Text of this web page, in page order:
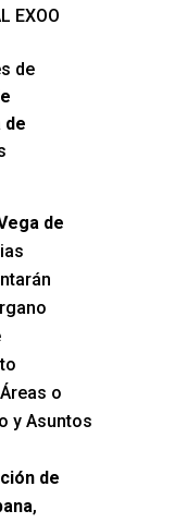
EXOO
de
de
de
o
y Asuntos
de
,